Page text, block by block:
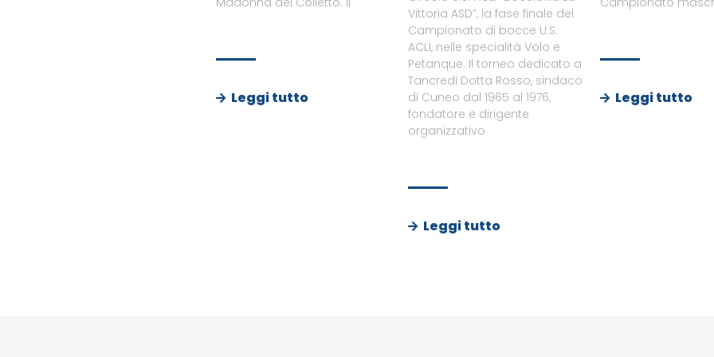
Leggi tutto
Vittoria ASD”, la fase finale del
Campionato di bocce U.S.
ACLI, nelle specialità Volo e
Petanque. Il torneo dedicato a
Tancredi Dotta Rosso, sindaco
di Cuneo dal 1965 al 1976,
fondatore e dirigente
organizzativo
Leggi tutto
Leggi tutto